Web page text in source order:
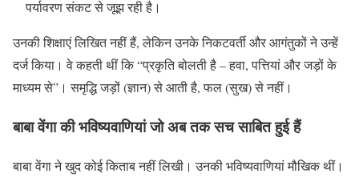
पर्यावरण संकट से जूझ रही है।
उनकी शिक्षाएं लिखित नहीं हैं, लेकिन उनके निकटवर्ती और आगंतुकों ने उन्हें
दर्ज किया। वे कहती थीं कि “प्रकृति बोलती है – हवा, पत्तियां और जड़ों के
माध्यम से”। समृद्धि जड़ों (ज्ञान) से आती है, फल (सुख) से नहीं।
बाबा वेंगा की भविष्यवाणियां जो अब तक सच साबित हुई हैं
बाबा वेंगा ने खुद कोई किताब नहीं लिखी। उनकी भविष्यवाणियां मौखिक थीं।